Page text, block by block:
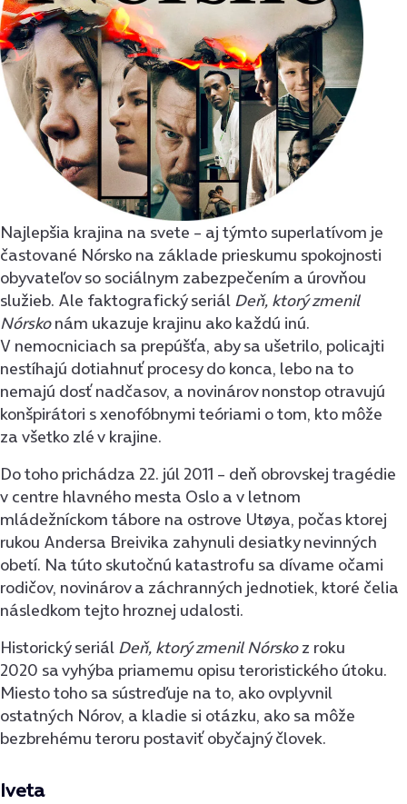
Najlepšia krajina na svete – aj týmto superlatívom je
častované Nórsko na základe prieskumu spokojnosti
obyvateľov so sociálnym zabezpečením a úrovňou
služieb. Ale faktografický seriál Deň, ktorý zmenil
Nórskonám ukazuje krajinu ako každú inú.
V nemocniciach sa prepúšťa, aby sa ušetrilo, policajti
nestíhajú dotiahnuť procesy do konca, lebo na to
nemajú dosť nadčasov, a novinárov nonstop otravujú
konšpirátori s xenofóbnymi teóriami o tom, kto môže
za všetko zlé v krajine.
Do toho prichádza 22. júl 2011 – deň obrovskej tragédie
v centre hlavného mesta Oslo a v letnom
mládežníckom tábore na ostrove Utøya, počas ktorej
rukou Andersa Breivika zahynuli desiatky nevinných
obetí. Na túto skutočnú katastrofu sa dívame očami
rodičov, novinárov a záchranných jednotiek, ktoré čelia
následkom tejto hroznej udalosti.
Historický seriál Deň, ktorý zmenil Nórskoz roku
2020 sa vyhýba priamemu opisu teroristického útoku.
Miesto toho sa sústreďuje na to, ako ovplyvnil
ostatných Nórov, a kladie si otázku, ako sa môže
bezbrehému teroru postaviť obyčajný človek.
Iveta